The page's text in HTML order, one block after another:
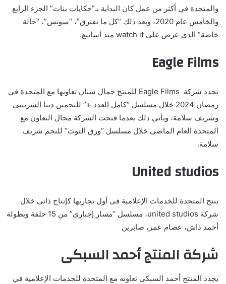
والمتحدة في أكثر من عمل كان البداية بـ”حكايات بنات” الجزء الرابع
والخامس عام 2020، وبعد ذلك “كل ما نفترق”، “سوتس”، “حالة
خاصة” الذى عرض على watch it منذ أسابيع.
Eagle Films
تجدد شركة Eagle Films للمنتج جمال سنان تعاونها مع المتحدة في
رمضان 2024 خلال مسلسل “كامل العدد +” للنجمين دينا الشربينى
وشريف سلامة، ويأتي ذلك بعدما قتحت الشركة مجال التعاون مع
المتحدة العام الماضى خلال مسلسل “ورق التوت” للنجم شريف
سلامة.
United studios
تنتج المتحدة للخدمات الإعلامية فى أول تجاربها كإنتاج ذاتى خلال
شركة united studios
، مسلسل “مسار إجبارى” من 15 حلقة وبطولة
أحمد داش، عصام عمر، صابرين
شركة المنتج أحمد السبكى
يجدد المنتج أحمد السبكى تعاونه مع المتحدة للخدمات الإعلامية في